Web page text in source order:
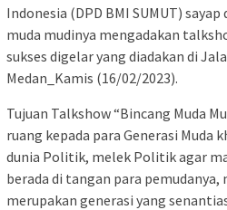
Indonesia (DPD BMI SUMUT)
muda mudinya mengadakan
sukses digelar yang diadakan di
Medan_Kamis (16/02/2023).
Tujuan Talkshow “Bincang Muda
ruang kepada para Generasi Muda
dunia Politik, melek Politik agar
berada di tangan para
merupakan generasi yang